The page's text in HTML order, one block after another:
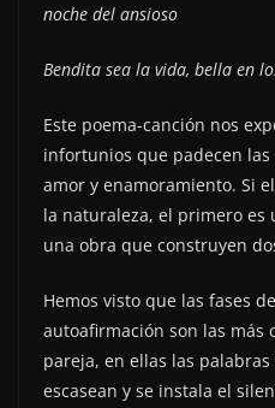
noche del ansioso
Bendita sea la vida, bella en
Este poema-canción nos
infortunios que padecen
amor y enamoramiento. Si
la naturaleza, el primero es
una obra que construyen
Hemos visto que las fases
autoafirmación son las más
pareja, en ellas las
escasean y se instala el